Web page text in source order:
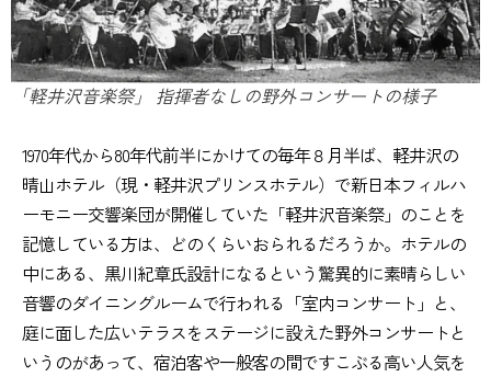
「軽井沢音楽祭」 指揮者なしの野外コンサートの様子
1970年代から80年代前半にかけての毎年８月半ば、軽井沢の
晴山ホテル（現・軽井沢プリンスホテル）で新日本フィルハ
ーモニー交響楽団が開催していた「軽井沢音楽祭」のことを
記憶している方は、どのくらいおられるだろうか。ホテルの
中にある、黒川紀章氏設計になるという驚異的に素晴らしい
音響のダイニングルームで行われる「室内コンサート」と、
庭に面した広いテラスをステージに設えた野外コンサートと
いうのがあって、宿泊客や一般客の間ですこぶる高い人気を